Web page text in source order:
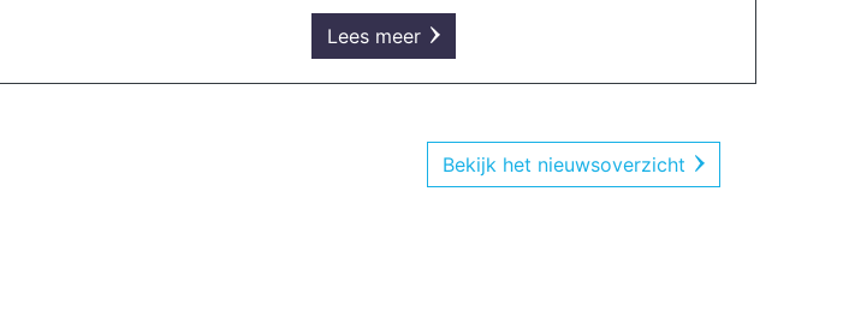
Lees meer
Bekijk het nieuwsoverzicht